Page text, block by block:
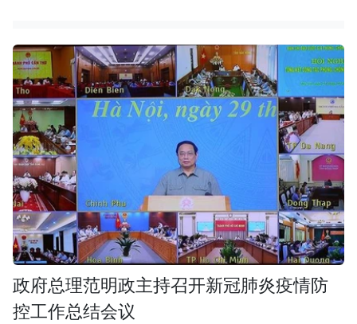
政府总理范明政主持召开新冠肺炎疫情防
控工作总结会议